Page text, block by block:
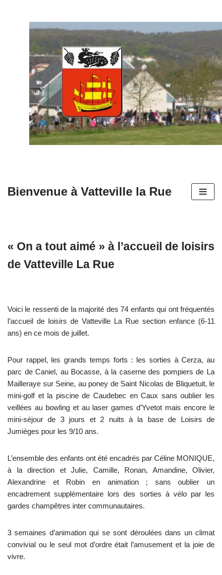
contenu
Bienvenue à Vatteville la Rue
« On a tout aimé » à l’accueil de loisirs
de Vatteville La Rue
Voici le ressenti de la majorité des 74 enfants qui ont fréquentés
l’accueil de loisirs de Vatteville La Rue section enfance (6-11
ans) en ce mois de juillet.
Pour rappel, les grands temps forts : les sorties à Cerza, au
parc de Caniel, au Bocasse, à la caserne des pompiers de La
Mailleraye sur Seine, au poney de Saint Nicolas de Bliquetuit, le
mini-golf et la piscine de Caudebec en Caux sans oublier les
veillées au bowling et au laser games d’Yvetot mais encore le
mini-séjour de 3 jours et 2 nuits à la base de Loisirs de
Jumièges pour les 9/10 ans.
L’ensemble des enfants ont été encadrés par Céline MONIQUE,
à la direction et Julie, Camille, Ronan, Amandine, Olivier,
Alexandrine et Robin en animation ; sans oublier un
encadrement supplémentaire lors des sorties à vélo par les
gardes champêtres inter communautaires.
3 semaines d’animation qui se sont déroulées dans un climat
convivial ou le seul mot d’ordre était l’amusement et la joie de
vivre.